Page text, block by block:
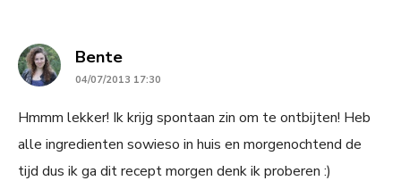
Bentesays:
04/07/2013 17:30
Hmmm lekker! Ik krijg spontaan zin om te ontbijten! Heb
alle ingredienten sowieso in huis en morgenochtend de
tijd dus ik ga dit recept morgen denk ik proberen :)